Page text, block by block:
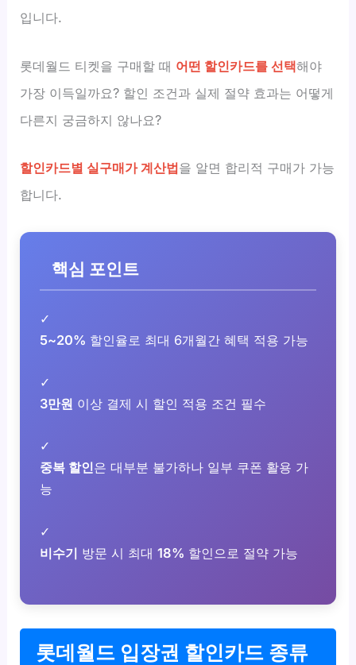
입니다.
롯데월드 티켓을 구매할 때 어떤 할인카드를 선택해야
가장 이득일까요? 할인 조건과 실제 절약 효과는 어떻게
다른지 궁금하지 않나요?
할인카드별 실구매가 계산법을 알면 합리적 구매가 가능
합니다.
핵심 포인트
✓
5~20% 할인율로 최대 6개월간 혜택 적용 가능
✓
3만원 이상 결제 시 할인 적용 조건 필수
✓
중복 할인은 대부분 불가하나 일부 쿠폰 활용 가
능
✓
비수기 방문 시 최대18% 할인으로 절약 가능
롯데월드 입장권 할인카드 종류